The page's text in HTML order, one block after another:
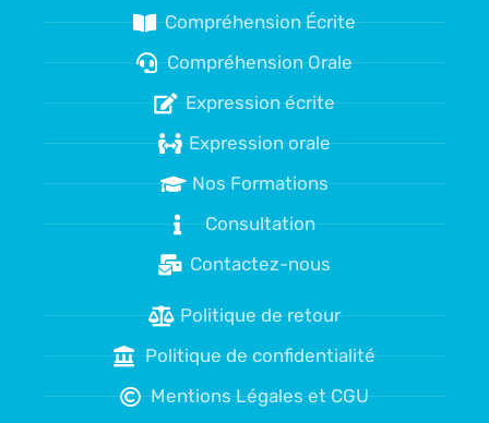
Compréhension Écrite
Compréhension Orale
Expression écrite
Expression orale
Nos Formations
Consultation
Contactez-nous
Politique de retour
Politique de confidentialité
Mentions Légales et CGU